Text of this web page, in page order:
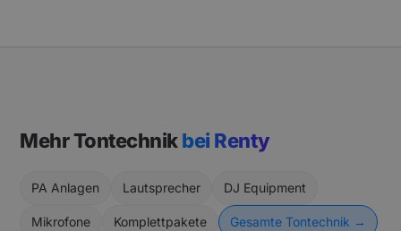
Mehr Tontechnikbei Renty
PA Anlagen Lautsprecher DJ Equipment
Mikrofone Komplettpakete Gesamte Tontechnik →